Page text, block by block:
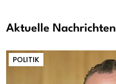
Aktuelle Nachrichten
POLITIK